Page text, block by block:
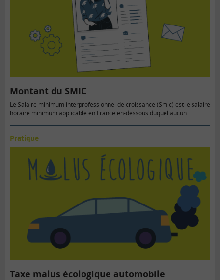
Montant du SMIC
Le Salaire minimum interprofessionnel de croissance (Smic) est le salaire
horaire minimum applicable en France en-dessous duquel aucun…
Pratique
Taxe malus écologique automobile